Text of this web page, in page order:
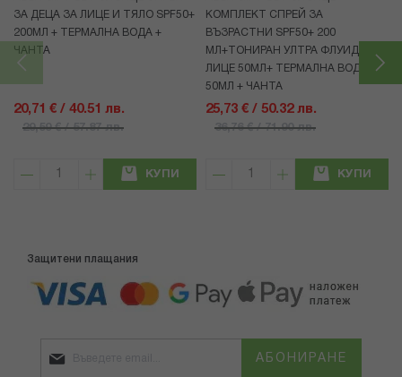
ЗА ДЕЦА ЗА ЛИЦЕ И ТЯЛО SPF50+
200МЛ + ТЕРМАЛНА ВОДА +
ЧАНТА
20,71 € / 40.51 лв.
29,59 € / 57.87 лв.
КУПИ
КОМПЛЕКТ СПРЕЙ ЗА
ВЪЗРАСТНИ SPF50+ 200
МЛ+ТОНИРАН УЛТРА ФЛУИД ЗА
ЛИЦЕ 50МЛ+ ТЕРМАЛНА ВОДА
50МЛ + ЧАНТА
25,73 € / 50.32 лв.
36,76 € / 71.90 лв.
КУПИ
Защитени плащания
АБОНИРАНЕ